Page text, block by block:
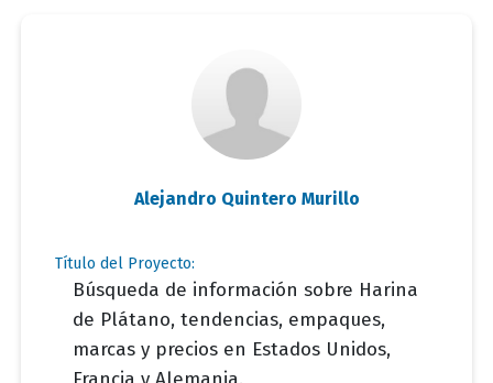
Alejandro Quintero Murillo
Título del Proyecto:
Búsqueda de información sobre Harina
de Plátano, tendencias, empaques,
marcas y precios en Estados Unidos,